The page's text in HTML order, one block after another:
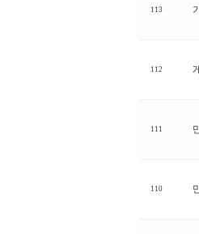
113
112
111
110